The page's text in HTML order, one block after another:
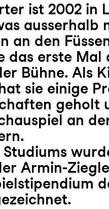
ist 2002 in
ausserhalb
an den
das erste Mal
Bühne. Als
sie einige
geholt
an
Armin-